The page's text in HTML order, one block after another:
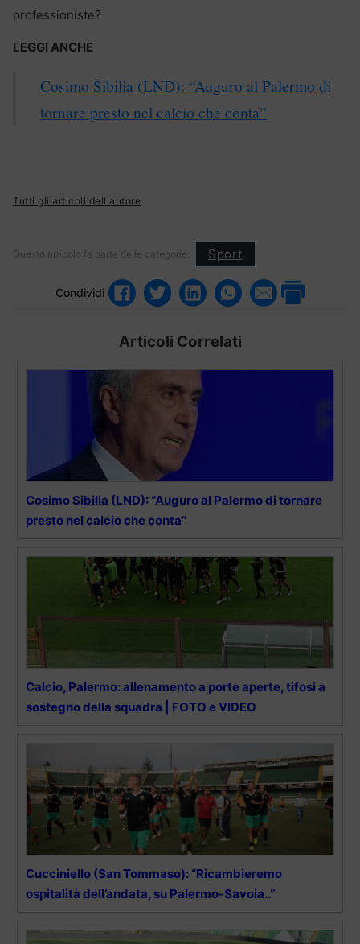
professioniste?
LEGGI ANCHE
Cosimo Sibilia (LND): “Auguro al Palermo di
tornare presto nel calcio che conta”
Tutti gli articoli dell'autore
Questo articolo fa parte delle categorie: Sport
Condividi
Articoli Correlati
Cosimo Sibilia (LND): “Auguro al Palermo di tornare
presto nel calcio che conta”
Calcio, Palermo: allenamento a porte aperte, tifosi a
sostegno della squadra | FOTO e VIDEO
Cucciniello (San Tommaso): “Ricambieremo
ospitalità dell’andata, su Palermo-Savoia..”